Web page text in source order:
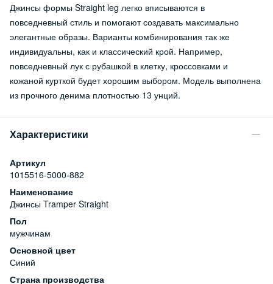
Джинсы формы Straight leg легко вписываются в
повседневный стиль и помогают создавать максимально
элегантные образы. Варианты комбинирования так же
индивидуальны, как и классический крой. Например,
повседневный лук с рубашкой в клетку, кроссовками и
кожаной курткой будет хорошим выбором. Модель выполнена
из прочного денима плотностью 13 унций.
Характеристики
Артикул
1015516-5000-882
Наименование
Джинсы Tramper Straight
Пол
мужчинам
Основной цвет
Синий
Страна производства